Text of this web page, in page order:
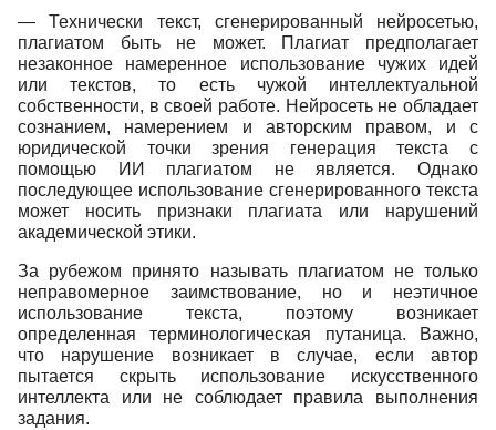
— Технически текст, сгенерированный нейросетью,
плагиатом быть не может. Плагиат предполагает
незаконное намеренное использование чужих идей
или текстов, то есть чужой интеллектуальной
собственности, в своей работе. Нейросеть не обладает
сознанием, намерением и авторским правом, и с
юридической точки зрения генерация текста с
помощью ИИ плагиатом не является. Однако
последующее использование сгенерированного текста
может носить признаки плагиата или нарушений
академической этики.
За рубежом принято называть плагиатом не только
неправомерное заимствование, но и неэтичное
использование текста, поэтому возникает
определенная терминологическая путаница. Важно,
что нарушение возникает в случае, если автор
пытается скрыть использование искусственного
интеллекта или не соблюдает правила выполнения
задания.